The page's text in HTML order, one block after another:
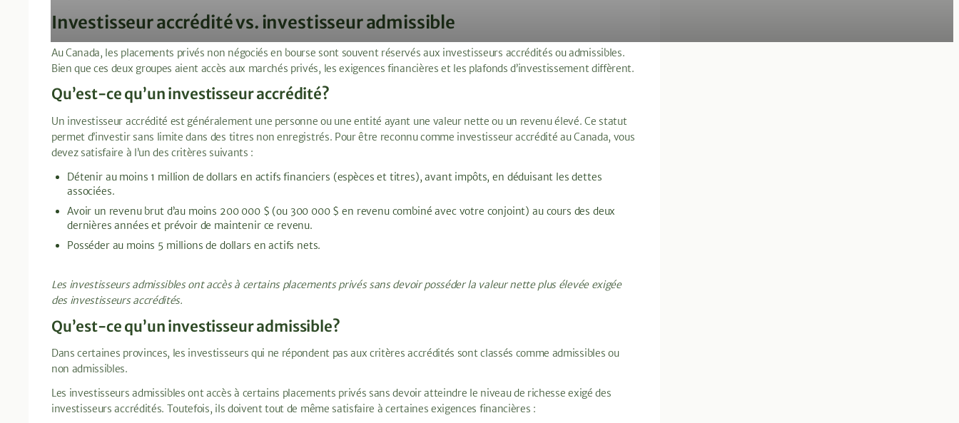
Investisseur accrédité vs. investisseur admissible
Au Canada, les placements privés non négociés en bourse sont souvent réservés aux investisseurs accrédités ou admissibles.
Bien que ces deux groupes aient accès aux marchés privés, les exigences financières et les plafonds d’investissement diffèrent.
Qu’est-ce qu’un investisseur accrédité?
Un investisseur accrédité est généralement une personne ou une entité ayant une valeur nette ou un revenu élevé. Ce statut
permet d’investir sans limite dans des titres non enregistrés. Pour être reconnu comme investisseur accrédité au Canada, vous
devez satisfaire à l’un des critères suivants :
Détenir au moins 1 million de dollars en actifs financiers (espèces et titres), avant impôts, en déduisant les dettes
associées.
Avoir un revenu brut d’au moins 200 000 $ (ou 300 000 $ en revenu combiné avec votre conjoint) au cours des deux
dernières années et prévoir de maintenir ce revenu.
Posséder au moins 5 millions de dollars en actifs nets.
Les investisseurs admissibles ont accès à certains placements privés sans devoir posséder la valeur nette plus élevée exigée
des investisseurs accrédités.
Qu’est-ce qu’un investisseur admissible?
Dans certaines provinces, les investisseurs qui ne répondent pas aux critères accrédités sont classés comme admissibles ou
non admissibles.
Les investisseurs admissibles ont accès à certains placements privés sans devoir atteindre le niveau de richesse exigé des
investisseurs accrédités. Toutefois, ils doivent tout de même satisfaire à certaines exigences financières :